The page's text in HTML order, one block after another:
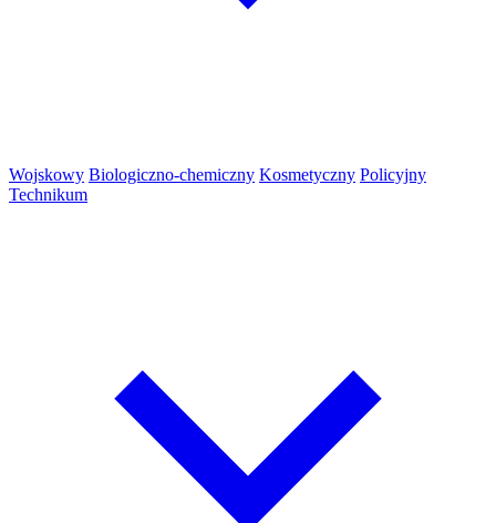
Wojskowy Biologiczno-chemiczny Kosmetyczny Policyjny
Technikum